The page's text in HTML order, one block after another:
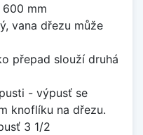
600 mm
vana dřezu může
přepad slouží druhá
- výpusť se
knoflíku na dřezu.
3 1/2